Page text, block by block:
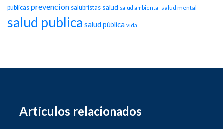
publicas prevencion salubristas salud salud ambiental salud mental
salud publica salud pública vida
Artículos relacionados